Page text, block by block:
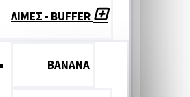
ΛΙΜΕΣ - BUFFER
BANANA